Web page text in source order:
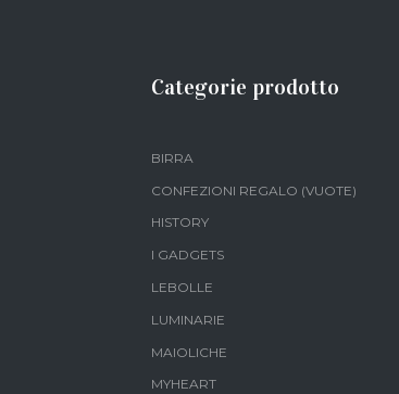
Categorie prodotto
BIRRA
CONFEZIONI REGALO (VUOTE)
HISTORY
I GADGETS
LEBOLLE
LUMINARIE
MAIOLICHE
MYHEART